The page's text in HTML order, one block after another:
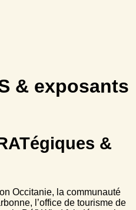
& exposants
&
Occitanie, la communauté
l’office de tourisme de